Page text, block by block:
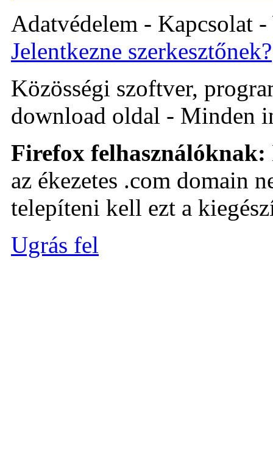
Adatvédelem - Kapcsolat
Jelentkezne szerkesztőnek?
Közösségi szoftver,
download oldal - Minden
Firefox felhasználóknak:
az ékezetes .com domain
telepíteni kell ezt a
Ugrás fel